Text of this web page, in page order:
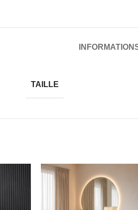
TAILLE